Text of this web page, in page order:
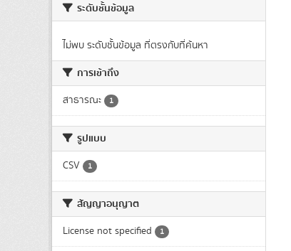
ระดับชั้นข้อมูล
ไม่พบ ระดับชั้นข้อมูล ที่ตรงกับที่ค้นหา
การเข้าถึง
สาธารณะ 1
รูปแบบ
CSV 1
สัญญาอนุญาต
License not specified 1